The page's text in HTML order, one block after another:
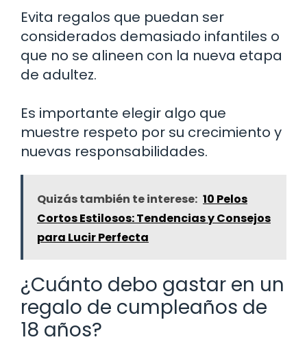
Evita regalos que puedan ser
considerados demasiado infantiles o
que no se alineen con la nueva etapa
de adultez.
Es importante elegir algo que
muestre respeto por su crecimiento y
nuevas responsabilidades.
Quizás también te interese: 10 Pelos
Cortos Estilosos: Tendencias y Consejos
para Lucir Perfecta
¿Cuánto debo gastar en un
regalo de cumpleaños de
18 años?